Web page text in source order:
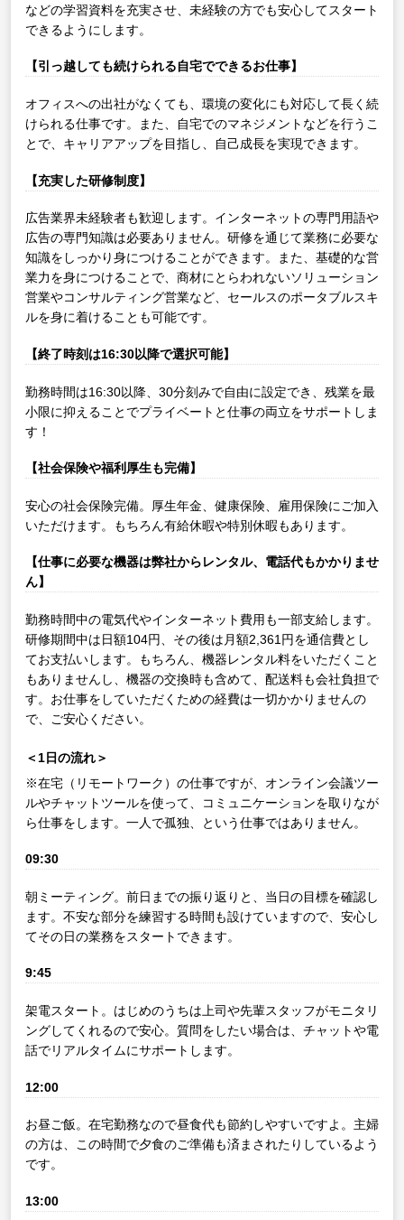
などの学習資料を充実させ、未経験の方でも安心してスタート
できるようにします。
【引っ越しても続けられる自宅でできるお仕事】
オフィスへの出社がなくても、環境の変化にも対応して長く続
けられる仕事です。また、自宅でのマネジメントなどを行うこ
とで、キャリアアップを目指し、自己成長を実現できます。
【充実した研修制度】
広告業界未経験者も歓迎します。インターネットの専門用語や
広告の専門知識は必要ありません。研修を通じて業務に必要な
知識をしっかり身につけることができます。また、基礎的な営
業力を身につけることで、商材にとらわれないソリューション
営業やコンサルティング営業など、セールスのポータブルスキ
ルを身に着けることも可能です。
【終了時刻は16:30以降で選択可能】
勤務時間は16:30以降、30分刻みで自由に設定でき、残業を最
小限に抑えることでプライベートと仕事の両立をサポートしま
す！
【社会保険や福利厚生も完備】
安心の社会保険完備。厚生年金、健康保険、雇用保険にご加入
いただけます。もちろん有給休暇や特別休暇もあります。
【仕事に必要な機器は弊社からレンタル、電話代もかかりませ
ん】
勤務時間中の電気代やインターネット費用も一部支給します。
研修期間中は日額104円、その後は月額2,361円を通信費とし
てお支払いします。もちろん、機器レンタル料をいただくこと
もありませんし、機器の交換時も含めて、配送料も会社負担で
す。お仕事をしていただくための経費は一切かかりませんの
で、ご安心ください。
＜1日の流れ＞
※在宅（リモートワーク）の仕事ですが、オンライン会議ツー
ルやチャットツールを使って、コミュニケーションを取りなが
ら仕事をします。一人で孤独、という仕事ではありません。
09:30
朝ミーティング。前日までの振り返りと、当日の目標を確認し
ます。不安な部分を練習する時間も設けていますので、安心し
てその日の業務をスタートできます。
9:45
架電スタート。はじめのうちは上司や先輩スタッフがモニタリ
ングしてくれるので安心。質問をしたい場合は、チャットや電
話でリアルタイムにサポートします。
12:00
お昼ご飯。在宅勤務なので昼食代も節約しやすいですよ。主婦
の方は、この時間で夕食のご準備も済まされたりしているよう
です。
13:00